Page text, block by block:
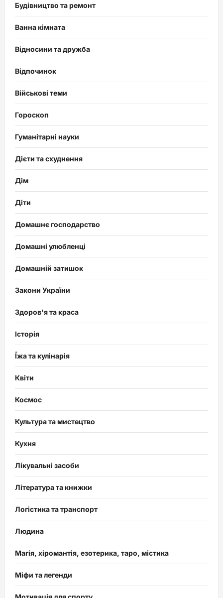
Будівництво та ремонт
Ванна кімната
Відносини та дружба
Відпочинок
Військові теми
Гороскоп
Гуманітарні науки
Дієти та схуднення
Дім
Діти
Домашнє господарство
Домашні улюбленці
Домашній затишок
Закони України
Здоров'я та краса
Історія
Їжа та кулінарія
Квіти
Космос
Культура та мистецтво
Кухня
Лікувальні засоби
Література та книжки
Логістика та транспорт
Людина
Магія, хіромантія, езотерика, таро, містика
Міфи та легенди